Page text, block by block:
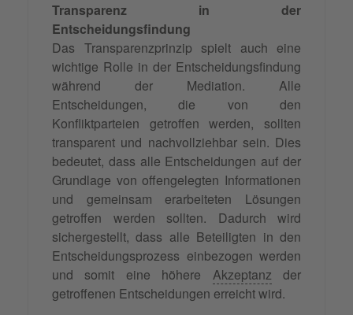
Transparenz in der
Entscheidungsfindung
Das Transparenzprinzip spielt auch eine
wichtige Rolle in der Entscheidungsfindung
während der Mediation. Alle
Entscheidungen, die von den
Konfliktparteien getroffen werden, sollten
transparent und nachvollziehbar sein. Dies
bedeutet, dass alle Entscheidungen auf der
Grundlage von offengelegten Informationen
und gemeinsam erarbeiteten Lösungen
getroffen werden sollten. Dadurch wird
sichergestellt, dass alle Beteiligten in den
Entscheidungsprozess einbezogen werden
und somit eine höhere Akzeptanz der
getroffenen Entscheidungen erreicht wird.